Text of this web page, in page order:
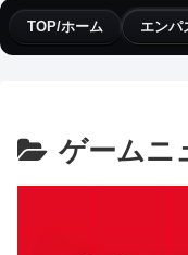
TOP/ホーム エンパ
ゲームニ